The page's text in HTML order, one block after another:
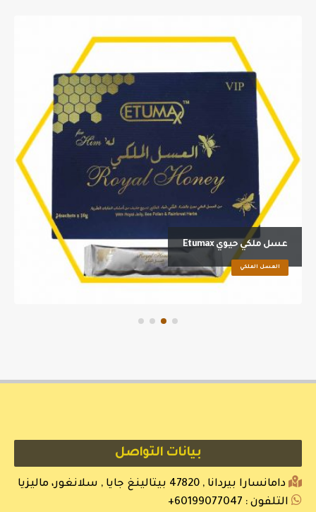
عسل ملكي حيوي Etumax
العسل الملكي
بيانات التواصل
دامانسارا بيردانا , 47820 بيتالينغ جايا , سلانغور، ماليزيا
التلفون : 60199077047+